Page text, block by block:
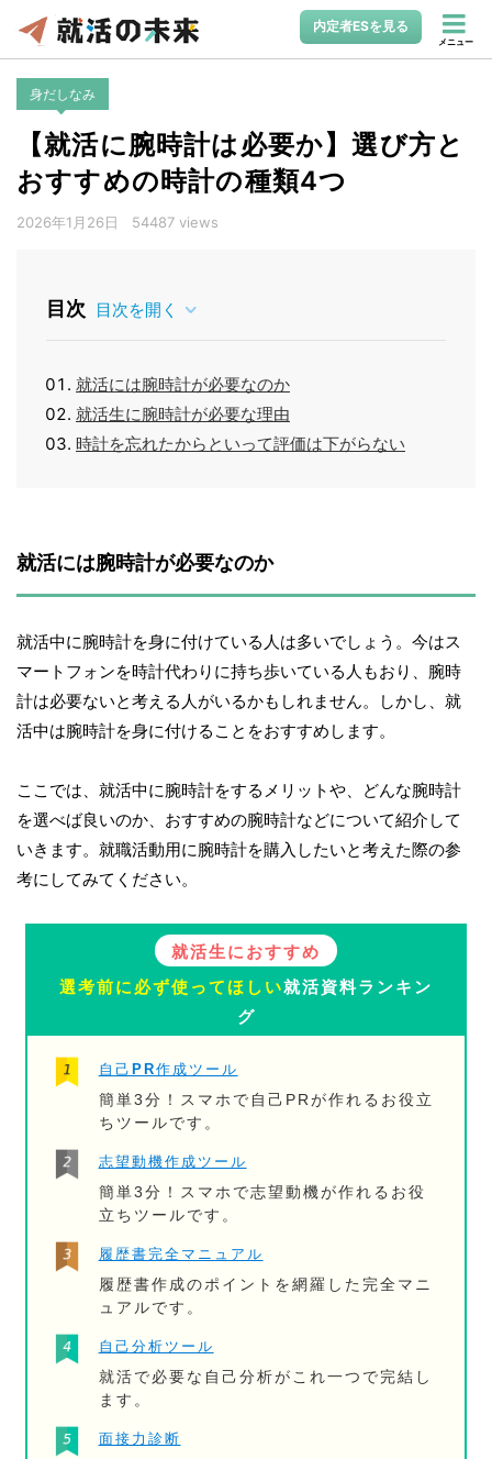
内定者ESを見る
メニュー
身だしなみ
【就活に腕時計は必要か】選び方と
おすすめの時計の種類4つ
2026年1月26日 54487 views
目次 目次を開く
就活には腕時計が必要なのか
就活生に腕時計が必要な理由
時計を忘れたからといって評価は下がらない
就活には腕時計が必要なのか
就活中に腕時計を身に付けている人は多いでしょう。今はス
マートフォンを時計代わりに持ち歩いている人もおり、腕時
計は必要ないと考える人がいるかもしれません。しかし、就
活中は腕時計を身に付けることをおすすめします。
ここでは、就活中に腕時計をするメリットや、どんな腕時計
を選べば良いのか、おすすめの腕時計などについて紹介して
いきます。就職活動用に腕時計を購入したいと考えた際の参
考にしてみてください。
就活生におすすめ
選考前に必ず使ってほしい就活資料ランキン
グ
自己PR作成ツール
簡単3分！スマホで自己PRが作れるお役立
ちツールです。
志望動機作成ツール
簡単3分！スマホで志望動機が作れるお役
立ちツールです。
履歴書完全マニュアル
履歴書作成のポイントを網羅した完全マニ
ュアルです。
自己分析ツール
就活で必要な自己分析がこれ一つで完結し
ます。
面接力診断